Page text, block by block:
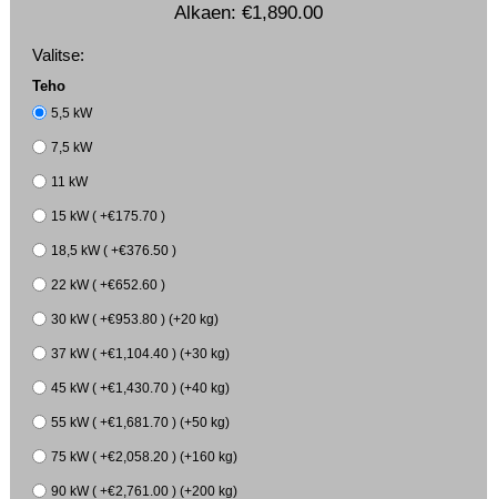
Alkaen: €1,890.00
Valitse:
Teho
5,5 kW
7,5 kW
11 kW
15 kW ( +€175.70 )
18,5 kW ( +€376.50 )
22 kW ( +€652.60 )
30 kW ( +€953.80 ) (+20 kg)
37 kW ( +€1,104.40 ) (+30 kg)
45 kW ( +€1,430.70 ) (+40 kg)
55 kW ( +€1,681.70 ) (+50 kg)
75 kW ( +€2,058.20 ) (+160 kg)
90 kW ( +€2,761.00 ) (+200 kg)